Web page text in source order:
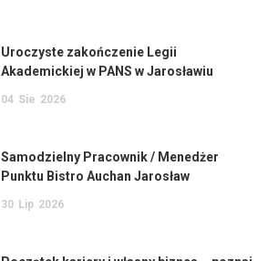
Uroczyste zakończenie Legii
Akademickiej w PANS w Jarosławiu
04 Sie 2026
Samodzielny Pracownik / Menedżer
Punktu Bistro Auchan Jarosław
30 Lip 2026